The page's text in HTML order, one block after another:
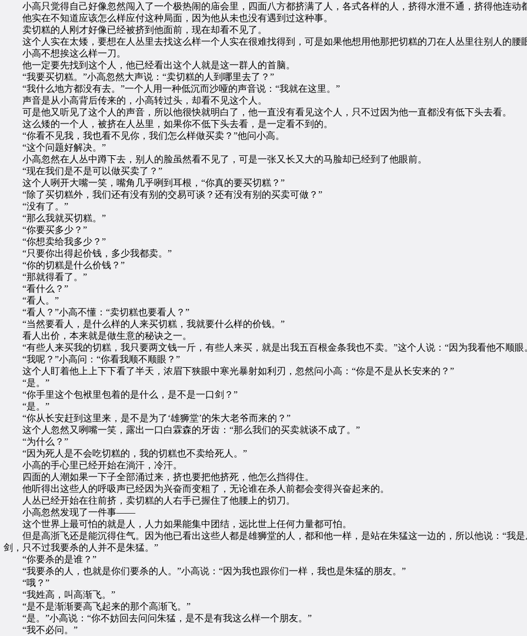
小高只觉得自己好像忽然闯入了一个极热闹的庙会里，四面八方都挤满了人，各式各样的人，挤得水泄不通，挤得他连动
他实在不知道应该怎么样应付这种局面，因为他从未也没有遇到过这种事。
卖切糕的人刚才好像已经被挤到他面前，现在却看不见了。
这个人实在太矮，要想在人丛里去找这么样一个人实在很难找得到，可是如果他想用他那把切糕的刀在人丛里往别人的腰
小高不想挨这么样一刀。
他一定要先找到这个人，他已经看出这个人就是这一群人的首脑。
“我要买切糕。”小高忽然大声说：“卖切糕的人到哪里去了？”
“我什么地方都没有去。”一个人用一种低沉而沙哑的声音说：“我就在这里。”
声音是从小高背后传来的，小高转过头，却看不见这个人。
可是他又听见了这个人的声音，所以他很快就明白了，他一直没有看见这个人，只不过因为他一直都没有低下头去看。
这么矮的一个人，被挤在人丛里，如果你不低下头去看，是一定看不到的。
“你看不见我，我也看不见你，我们怎么样做买卖？”他问小高。
“这个问题好解决。”
小高忽然在人丛中蹲下去，别人的脸虽然看不见了，可是一张又长又大的马脸却已经到了他眼前。
“现在我们是不是可以做买卖了？”
这个人咧开大嘴一笑，嘴角几乎咧到耳根，“你真的要买切糕？”
“除了买切糕外，我们还有没有别的交易可谈？还有没有别的买卖可做？”
“没有了。”
“那么我就买切糕。”
“你要买多少？”
“你想卖给我多少？”
“只要你出得起价钱，多少我都卖。”
“你的切糕是什么价钱？”
“那就得看了。”
“看什么？”
“看人。”
“看人？”小高不懂：“卖切糕也要看人？”
“当然要看人，是什么样的人来买切糕，我就要什么样的价钱。”
看人出价，本来就是做生意的秘诀之一。
“有些人来买我的切糕，我只要两文钱一斤，有些人来买，就是出我五百根金条我也不卖。”这个人说：“因为我看他不顺眼
“我呢？”小高问：“你看我顺不顺眼？”
这个人盯着他上上下下看了半天，浓眉下狭眼中寒光暴射如利刃，忽然问小高：“你是不是从长安来的？”
“是。”
“你手里这个包袱里包着的是什么，是不是一口剑？”
“是。”
“你从长安赶到这里来，是不是为了‘雄狮堂’的朱大老爷而来的？”
这个人忽然又咧嘴一笑，露出一口白霖森的牙齿：“那么我们的买卖就谈不成了。”
“为什么？”
“因为死人是不会吃切糕的，我的切糕也不卖给死人。”
小高的手心里已经开始在淌汗，冷汗。
四面的人潮如果一下子全部涌过来，挤也要把他挤死，他怎么挡得住。
他听得出这些人的呼吸声已经因为兴奋而变粗了，无论谁在杀人前都会变得兴奋起来的。
人丛已经开始在往前挤，卖切糕的人右手已握住了他腰上的切刀。
小高忽然发现了一件事——
这个世界上最可怕的就是人，人力如果能集中团结，远比世上任何力量都可怕。
但是高浙飞还是能沉得住气。因为他已看出这些人都是雄狮堂的人，都和他一样，是站在朱猛这一边的，所以他说：“我
剑，只不过我要杀的人并不是朱猛。”
“你要杀的是谁？”
“我要杀的人，也就是你们要杀的人。”小高说：“因为我也跟你们一样，我也是朱猛的朋友。”
“哦？”
“我姓高，叫高渐飞。”
“是不是渐渐要高飞起来的那个高渐飞。”
“是。”小高说：“你不妨回去问问朱猛，是不是有我这么样一个朋友。”
“我不必问。”